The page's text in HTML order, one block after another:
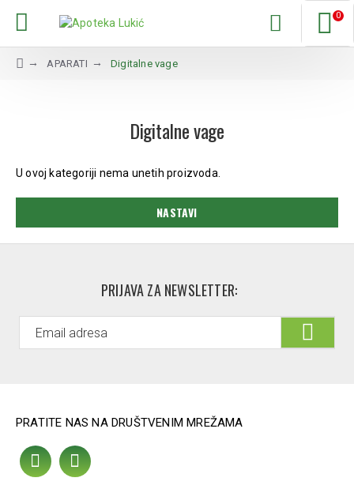
0
APARATI Digitalne vage
Digitalne vage
U ovoj kategoriji nema unetih proizvoda.
NASTAVI
PRIJAVA ZA NEWSLETTER:
PRATITE NAS NA DRUŠTVENIM MREŽAMA